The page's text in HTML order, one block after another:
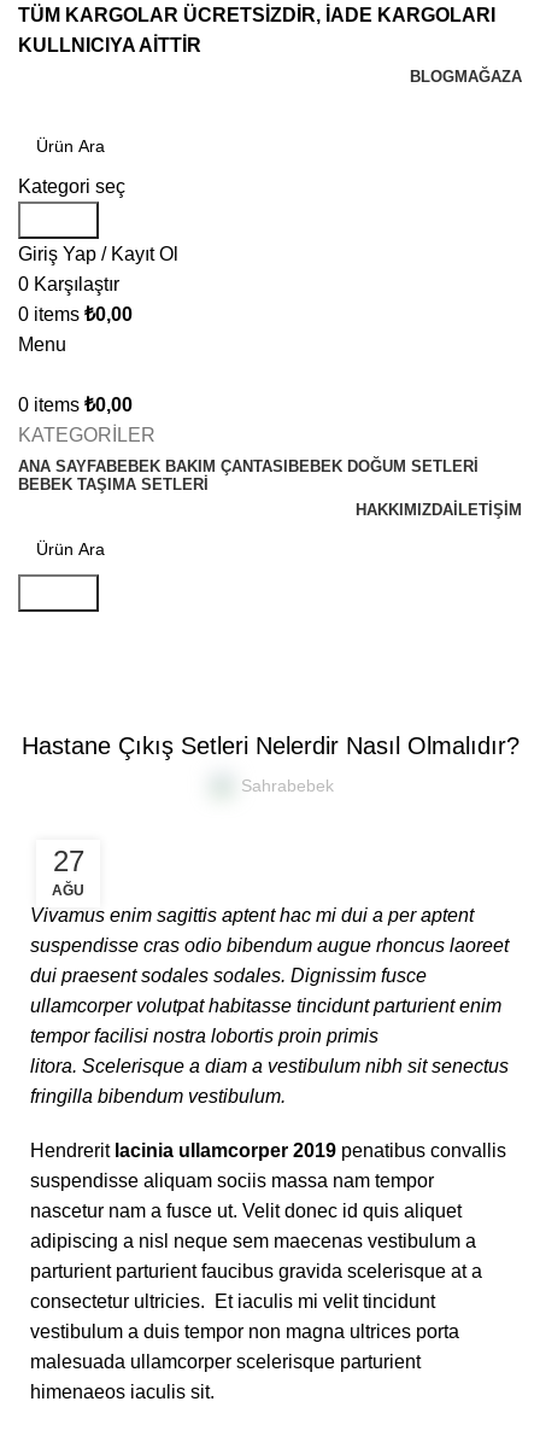
TÜM KARGOLAR ÜCRETSİZDİR, İADE KARGOLARI
KULLNICIYA AİTTİR
BLOGMAĞAZA
Kategori seç
Giriş Yap / Kayıt Ol
0 Karşılaştır
0 items ₺0,00
Menu
0 items ₺0,00
KATEGORİLER
ANA SAYFABEBEK BAKIM ÇANTASI BEBEK DOĞUM SETLERİ
BEBEK TAŞIMA SETLERİ
HAKKIMIZDA İLETIŞIM
Hastane Çıkış Setleri Nelerdir Nasıl Olmalıdır?
Sahrabebek
27
AĞU
Vivamus enim sagittis aptent hac mi dui a per aptent
suspendisse cras odio bibendum augue rhoncus laoreet
dui praesent sodales sodales. Dignissim fusce
ullamcorper volutpat habitasse tincidunt parturient enim
tempor facilisi nostra lobortis proin primis
litora. Scelerisque a diam a vestibulum nibh sit senectus
fringilla bibendum vestibulum.
Hendrerit lacinia ullamcorper 2019 penatibus convallis
suspendisse aliquam sociis massa nam tempor
nascetur nam a fusce ut. Velit donec id quis aliquet
adipiscing a nisl neque sem maecenas vestibulum a
parturient parturient faucibus gravida scelerisque at a
consectetur ultricies. Et iaculis mi velit tincidunt
vestibulum a duis tempor non magna ultrices porta
malesuada ullamcorper scelerisque parturient
himenaeos iaculis sit.